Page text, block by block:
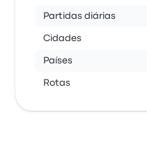
Partidas diárias
Cidades
Países
Rotas